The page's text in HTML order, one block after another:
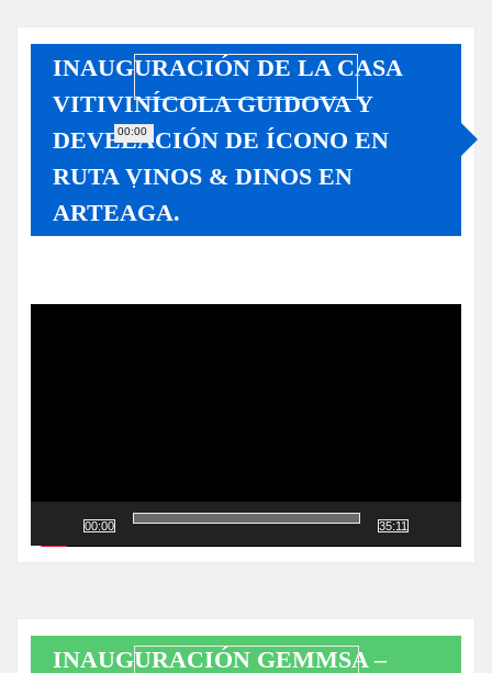
00:00
INAUGURACIÓN DE LA CASA
VITIVINÍCOLA GUIDOVA Y
DEVELACIÓN DE ÍCONO EN
RUTA VINOS & DINOS EN
ARTEAGA.
00:00 35:11
INAUGURACIÓN GEMMSA –